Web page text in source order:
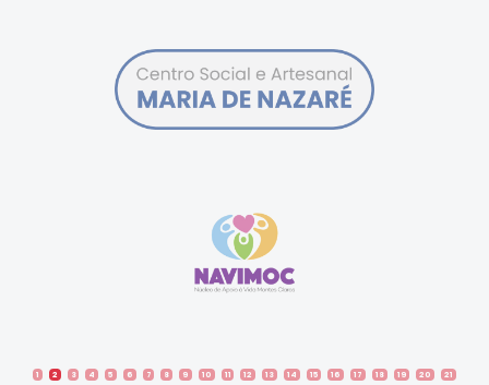
1 2 3 4 5 6 7 8 9 10 11 12 13 14 15 16 17 18 19 20 21